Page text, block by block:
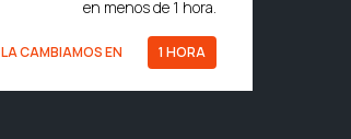
en menos de 1 hora.
LA CAMBIAMOS EN 1 HORA